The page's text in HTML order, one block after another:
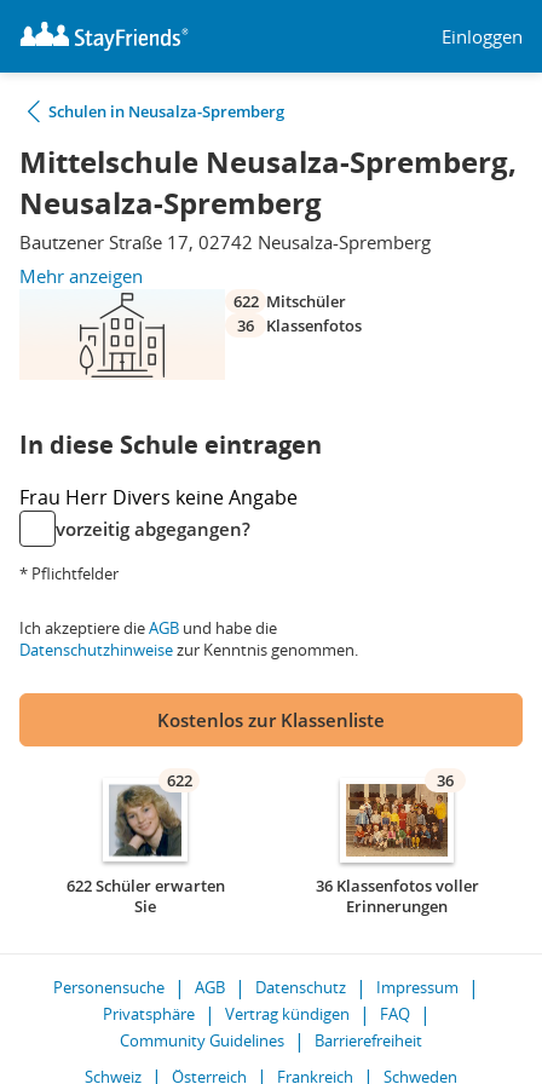
Einloggen
Schulen in Neusalza-Spremberg
Mittelschule Neusalza-Spremberg,
Neusalza-Spremberg
Bautzener Straße 17, 02742 Neusalza-Spremberg
Mehr anzeigen
622 Mitschüler
36
Klassenfotos
In diese Schule eintragen
Frau Herr Divers keine Angabe
vorzeitig abgegangen?
* Pflichtfelder
Ich akzeptiere dieAGB und habe die
Datenschutzhinweisezur Kenntnis genommen.
Kostenlos zur Klassenliste
622
622 Schüler erwarten
Sie
36
36 Klassenfotos voller
Erinnerungen
Personensuche AGB Datenschutz
Impressum
Privatsphäre
Vertrag kündigen
FAQ
Community Guidelines
Barrierefreiheit
Schweiz
Österreich Frankreich Schweden